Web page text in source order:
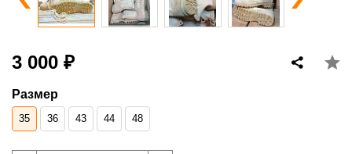
3 000 ₽
Размер
35 36 43 44 48